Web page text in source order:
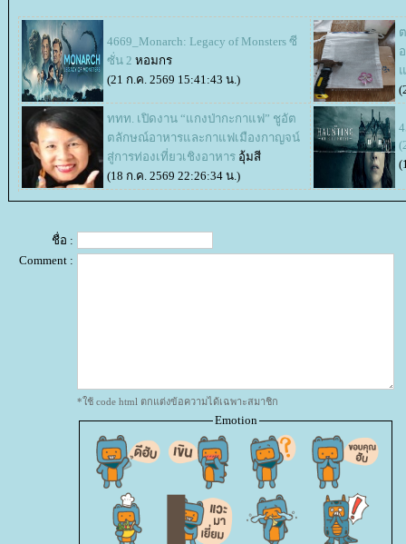
4669_Monarch: Legacy of Monsters ซี
ซั่น 2 หอมกร
(21 ก.ค. 2569 15:41:43 น.)
ททท. เปิดงาน “แกงป่ากะกาแฟ” ชูอัต
ตลักษณ์อาหารและกาแฟเมืองกาญจน์
สู่การท่องเที่ยวเชิงอาหาร อุ้มสี
(18 ก.ค. 2569 22:26:34 น.)
ชื่อ :
Comment :
*ใช้ code html ตกแต่งข้อความได้เฉพาะสมาชิก
Emotion